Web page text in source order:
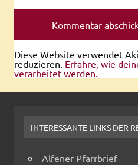
Diese Website verwendet
reduzieren. Erfahre, wie
verarbeitet werden.
INTERESSANTE LINKS DER
Alfener Pfarrbrief